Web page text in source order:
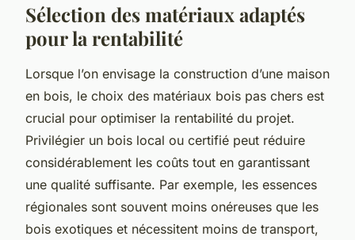
Sélection des matériaux adaptés
pour la rentabilité
Lorsque l’on envisage la construction d’une maison
en bois, le choix des matériaux bois pas chers est
crucial pour optimiser la rentabilité du projet.
Privilégier un bois local ou certifié peut réduire
considérablement les coûts tout en garantissant
une qualité suffisante. Par exemple, les essences
régionales sont souvent moins onéreuses que les
bois exotiques et nécessitent moins de transport,